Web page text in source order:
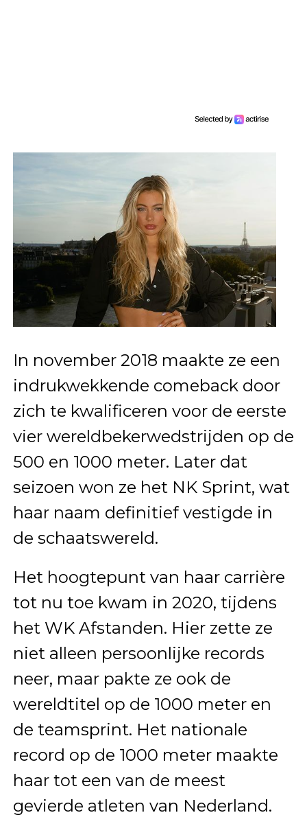
In november 2018 maakte ze een
indrukwekkende comeback door
zich te kwalificeren voor de eerste
vier wereldbekerwedstrijden op de
500 en 1000 meter. Later dat
seizoen won ze het NK Sprint, wat
haar naam definitief vestigde in
de schaatswereld.
Het hoogtepunt van haar carrière
tot nu toe kwam in 2020, tijdens
het WK Afstanden. Hier zette ze
niet alleen persoonlijke records
neer, maar pakte ze ook de
wereldtitel op de 1000 meter en
de teamsprint. Het nationale
record op de 1000 meter maakte
haar tot een van de meest
gevierde atleten van Nederland.